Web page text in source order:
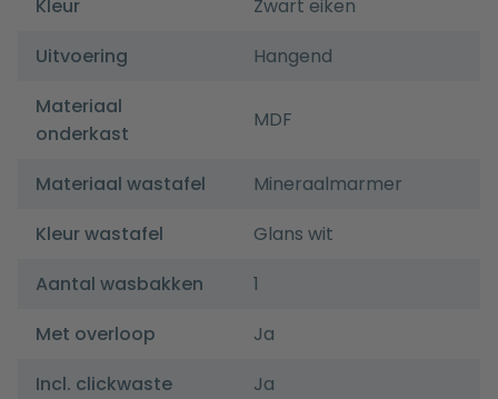
Kleur
Zwart eiken
Uitvoering
Hangend
Materiaal
onderkast
MDF
Materiaal wastafel
Mineraalmarmer
Kleur wastafel
Glans wit
Aantal wasbakken
1
Met overloop
Ja
Incl. clickwaste
Ja